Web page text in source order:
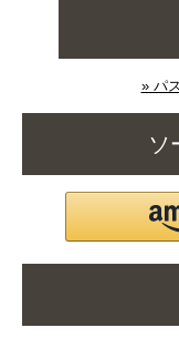
» パ
ソ